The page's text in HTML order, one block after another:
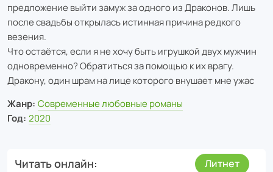
предложение выйти замуж за одного из Драконов. Лишь
после свадьбы открылась истинная причина редкого
везения.
Что остаётся, если я не хочу быть игрушкой двух мужчин
одновременно? Обратиться за помощью к их врагу.
Дракону, один шрам на лице которого внушает мне ужас
Жанр: Современные любовные романы
Год: 2020
Читать онлайн Литнет